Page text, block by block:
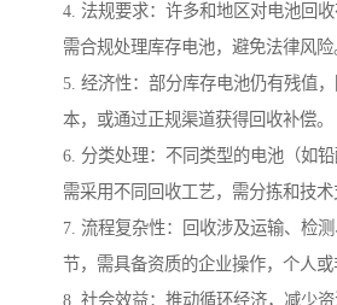
4. 法规要求：许多和地区对电池回
需合规处理库存电池，避免法律风险
5. 经济性：部分库存电池仍有残值
本，或通过正规渠道获得回收补偿。
6. 分类处理：不同类型的电池（如铅
需采用不同回收工艺，需分拣和技术
7. 流程复杂性：回收涉及运输、检
节，需具备资质的企业操作，个人或
8. 社会效益：推动循环经济，减少